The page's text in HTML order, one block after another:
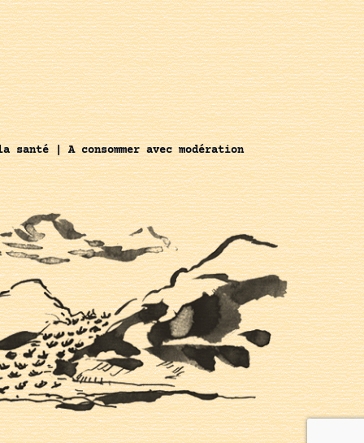
| A consommer avec modération